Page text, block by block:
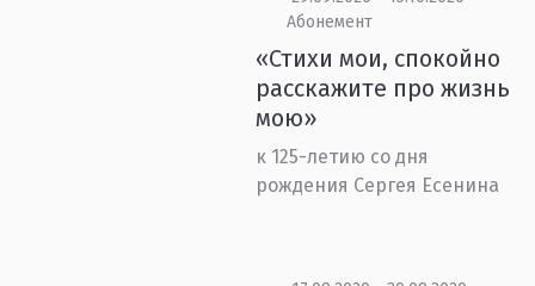
Абонемент
«Стихи мои, спокойно
расскажите про жизнь
мою»
к 125-летию со дня
рождения Сергея Есенина